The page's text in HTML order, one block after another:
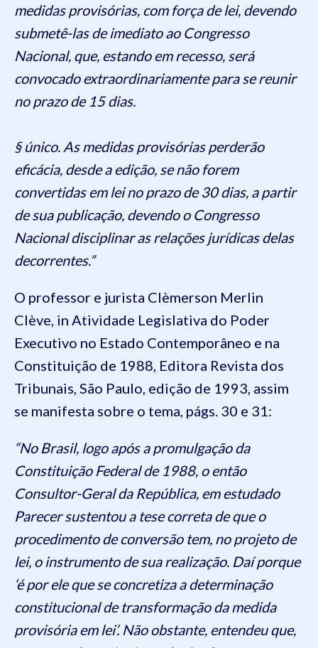
medidas provisórias, com força de lei, devendo
submetê-las de imediato ao Congresso
Nacional, que, estando em recesso, será
convocado extraordinariamente para se reunir
no prazo de 15 dias.
§ único. As medidas provisórias perderão
eficácia, desde a edição, se não forem
convertidas em lei no prazo de 30 dias, a partir
de sua publicação, devendo o Congresso
Nacional disciplinar as relações jurídicas delas
decorrentes.”
O professor e jurista Clèmerson Merlin
Clève, in Atividade Legislativa do Poder
Executivo no Estado Contemporâneo e na
Constituição de 1988, Editora Revista dos
Tribunais, São Paulo, edição de 1993, assim
se manifesta sobre o tema, págs. 30 e 31:
“No Brasil, logo após a promulgação da
Constituição Federal de 1988, o então
Consultor-Geral da República, em estudado
Parecer sustentou a tese correta de que o
procedimento de conversão tem, no projeto de
lei, o instrumento de sua realização. Daí porque
‘é por ele que se concretiza a determinação
constitucional de transformação da medida
provisória em lei’. Não obstante, entendeu que,